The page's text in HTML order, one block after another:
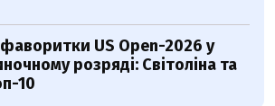
US Open-2026 у
розряді: Світоліна та
10